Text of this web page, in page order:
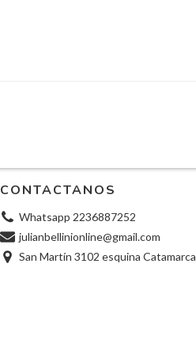
CONTACTANOS
Whatsapp 2236887252
julianbellinionline@gmail.com
San Martín 3102 esquina Catamarca